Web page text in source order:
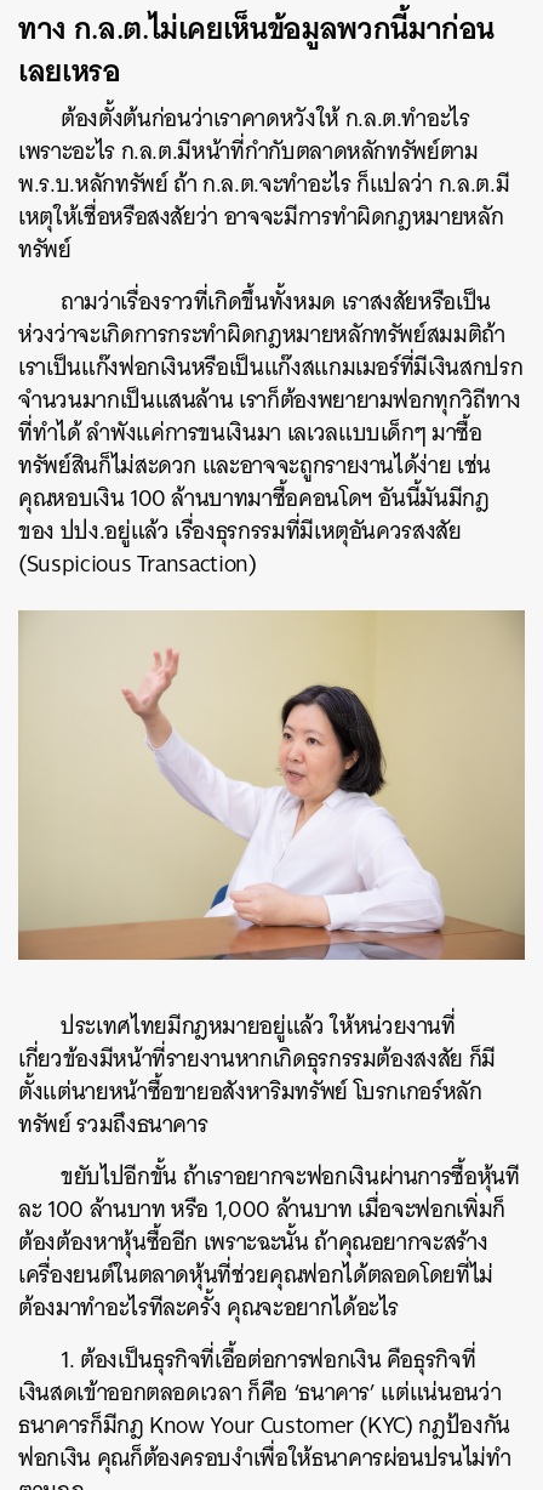
ทาง ก.ล.ต.ไม่เคยเห็นข้อมูลพวกนี้มาก่อน
เลยเหรอ
ต้องตั้งต้นก่อนว่าเราคาดหวังให้ ก.ล.ต.ทำอะไร
เพราะอะไร ก.ล.ต.มีหน้าที่กำกับตลาดหลักทรัพย์ตาม
พ.ร.บ.หลักทรัพย์ ถ้า ก.ล.ต.จะทำอะไร ก็แปลว่า ก.ล.ต.มี
เหตุให้เชื่อหรือสงสัยว่า อาจจะมีการทำผิดกฎหมายหลัก
ทรัพย์
ถามว่าเรื่องราวที่เกิดขึ้นทั้งหมด เราสงสัยหรือเป็น
ห่วงว่าจะเกิดการกระทำผิดกฎหมายหลักทรัพย์สมมติถ้า
เราเป็นแก๊งฟอกเงินหรือเป็นแก๊งสแกมเมอร์ที่มีเงินสกปรก
จำนวนมากเป็นแสนล้าน เราก็ต้องพยายามฟอกทุกวิถีทาง
ที่ทำได้ ลำพังแค่การขนเงินมา เลเวลแบบเด็กๆ มาซื้อ
ทรัพย์สินก็ไม่สะดวก และอาจจะถูกรายงานได้ง่าย เช่น
คุณหอบเงิน 100 ล้านบาทมาซื้อคอนโดฯ อันนี้มันมีกฎ
ของ ปปง.อยู่แล้ว เรื่องธุรกรรมที่มีเหตุอันควรสงสัย
(Suspicious Transaction)
ประเทศไทยมีกฎหมายอยู่แล้ว ให้หน่วยงานที่
เกี่ยวข้องมีหน้าที่รายงานหากเกิดธุรกรรมต้องสงสัย ก็มี
ตั้งแต่นายหน้าซื้อขายอสังหาริมทรัพย์ โบรกเกอร์หลัก
ทรัพย์ รวมถึงธนาคาร
ขยับไปอีกขั้น ถ้าเราอยากจะฟอกเงินผ่านการซื้อหุ้นที
ละ 100 ล้านบาท หรือ 1,000 ล้านบาท เมื่อจะฟอกเพิ่มก็
ต้องต้องหาหุ้นซื้ออีก เพราะฉะนั้น ถ้าคุณอยากจะสร้าง
เครื่องยนต์ในตลาดหุ้นที่ช่วยคุณฟอกได้ตลอดโดยที่ไม่
ต้องมาทำอะไรทีละครั้ง คุณจะอยากได้อะไร
1. ต้องเป็นธุรกิจที่เอื้อต่อการฟอกเงิน คือธุรกิจที่
เงินสดเข้าออกตลอดเวลา ก็คือ ‘ธนาคาร’ แต่แน่นอนว่า
ธนาคารก็มีกฎ Know Your Customer (KYC) กฎป้องกัน
ฟอกเงิน คุณก็ต้องครอบงำเพื่อให้ธนาคารผ่อนปรนไม่ทำ